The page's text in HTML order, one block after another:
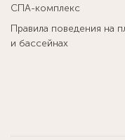
СПА-комплекс
Правила поведения на
и бассейнах